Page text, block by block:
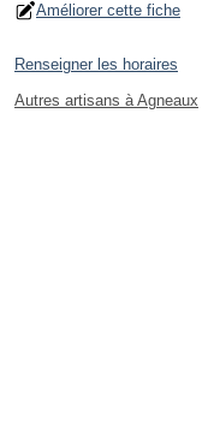
Améliorer cette fiche
Renseigner les horaires
Autres artisans à Agneaux